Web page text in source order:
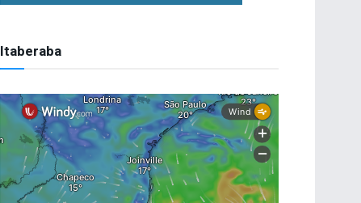
Itaberaba